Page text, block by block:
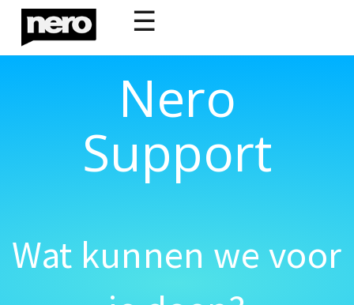
☰
Nero
Support
Wat kunnen we voor